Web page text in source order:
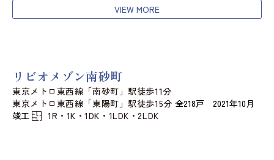
VIEW MORE
リビオメゾン南砂町
東京メトロ東西線「南砂町」駅徒歩11分
東京メトロ東西線「東陽町」駅徒歩15分全218戸 2021年10月
竣工
1R・1K・1DK・1LDK・2LDK